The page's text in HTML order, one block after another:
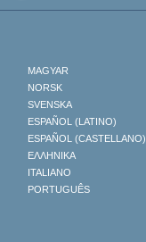
MAGYAR
NORSK
SVENSKA
ESPAÑOL (LATINO)
ESPAÑOL (CASTELLANO)
ΕΛΛΗΝΙΚA
ITALIANO
PORTUGUÊS